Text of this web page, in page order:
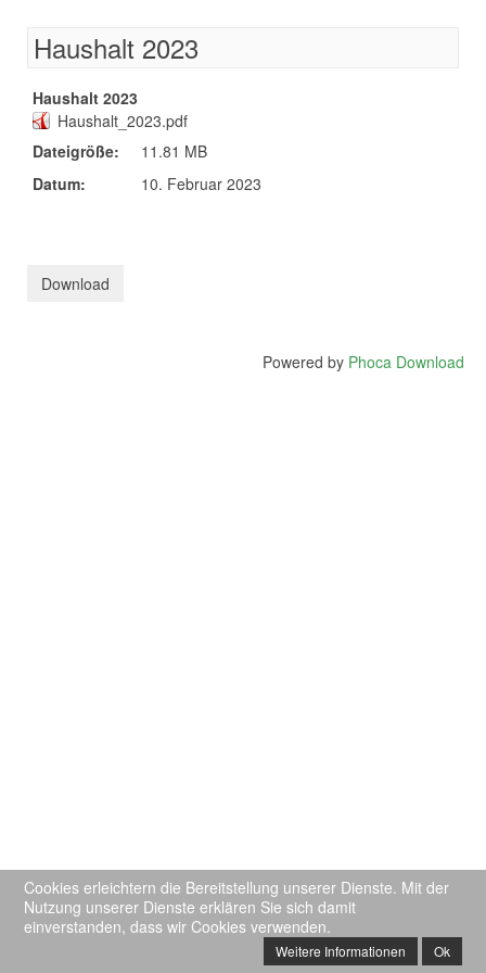
Haushalt 2023
Haushalt 2023
Haushalt_2023.pdf
Dateigröße:
11.81 MB
Datum:
10. Februar 2023
Powered by Phoca Download
Cookies erleichtern die Bereitstellung unserer Dienste. Mit der
Nutzung unserer Dienste erklären Sie sich damit
einverstanden, dass wir Cookies verwenden.
Weitere Informationen Ok